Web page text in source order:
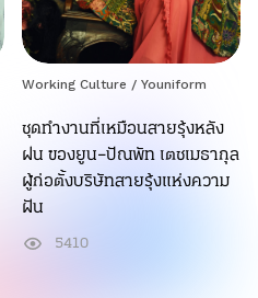
Working Culture / Youniform
ชุดทำงานที่เหมือนสายรุ้งหลัง
ฝน ของยูน–ปัณพัท เตชเมธากุล
ผู้ก่อตั้งบริษัทสายรุ้งแห่งความ
ฝัน
5410